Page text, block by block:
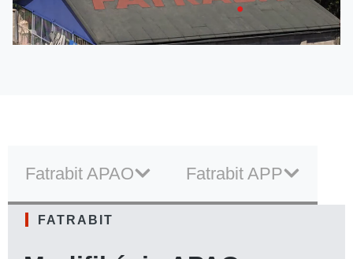
Fatrabit APAO Fatrabit APP
FATRABIT